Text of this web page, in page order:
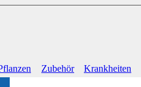
Zubehör Krankheiten